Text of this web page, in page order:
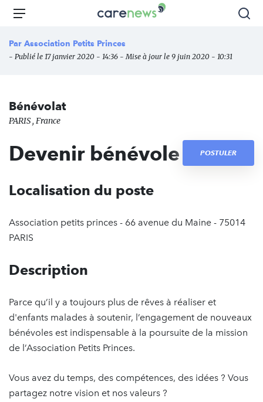
Aller
principal
Carenews,
média
des
Menu
Par Association Petits Princes
- Publié le 17 janvier 2020 - 14:36 - Mise à jour le 9 juin 2020 - 10:31
Bénévolat
PARIS , France
Devenir bénévole POSTULER
Localisation du poste
Association petits princes - 66 avenue du Maine - 75014
PARIS
Description
Parce qu’il y a toujours plus de rêves à réaliser et
d'enfants malades à soutenir, l’engagement de nouveaux
bénévoles est indispensable à la poursuite de la mission
de l’Association Petits Princes.
Vous avez du temps, des compétences, des idées ? Vous
partagez notre vision et nos valeurs ?